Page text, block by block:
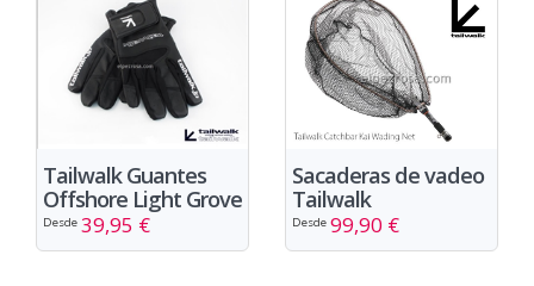
Tailwalk Guantes
Offshore Light Grove
Desde 39,95 €
Sacaderas de vadeo
Tailwalk
Desde 99,90 €